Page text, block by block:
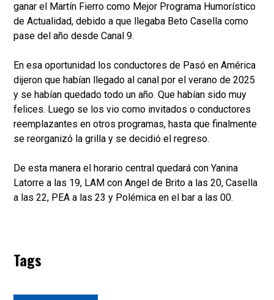
ganar el Martín Fierro como Mejor Programa Humorístico
de Actualidad, debido a que llegaba Beto Casella como
pase del año desde Canal 9.
En esa oportunidad los conductores de Pasó en América
dijeron que habían llegado al canal por el verano de 2025
y se habían quedado todo un año. Que habían sido muy
felices. Luego se los vio como invitados o conductores
reemplazantes en otros programas, hasta que finalmente
se reorganizó la grilla y se decidió el regreso.
De esta manera el horario central quedará con Yanina
Latorre a las 19, LAM con Angel de Brito a las 20, Casella
a las 22, PEA a las 23 y Polémica en el bar a las 00.
Tags